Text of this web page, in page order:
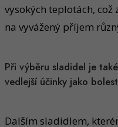
vysokých teplotách,
na vyvážený příjem
Při výběru sladidel je
vedlejší účinky jako
Dalším sladidlem,